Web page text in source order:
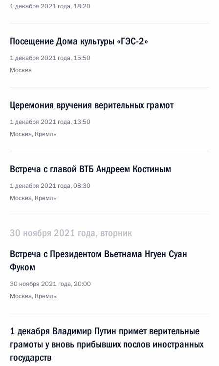
1 декабря 2021 года, 18:20
Посещение Дома культуры «ГЭС-2»
1 декабря 2021 года, 15:50
Москва
Церемония вручения верительных грамот
1 декабря 2021 года, 13:50
Москва, Кремль
Встреча с главой ВТБ Андреем Костиным
1 декабря 2021 года, 08:30
Москва, Кремль
30 ноября 2021 года, вторник
Встреча с Президентом Вьетнама Нгуен Суан
Фуком
30 ноября 2021 года, 20:00
Москва, Кремль
1 декабря Владимир Путин примет верительные
грамоты у вновь прибывших послов иностранных
государств